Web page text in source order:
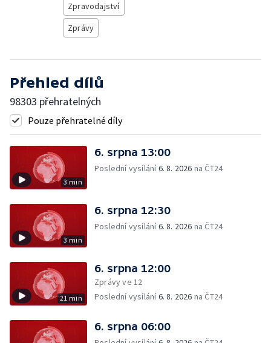
Zpravodajství
Zprávy
Přehled dílů
98303 přehratelných
Pouze přehratelné díly
3 min
6. srpna 13:00
Poslední vysílání6. 8. 2026 na ČT24
3 min
6. srpna 12:30
Poslední vysílání6. 8. 2026 na ČT24
21 min
6. srpna 12:00
Zprávy ve 12
Poslední vysílání6. 8. 2026 na ČT24
6. srpna 06:00